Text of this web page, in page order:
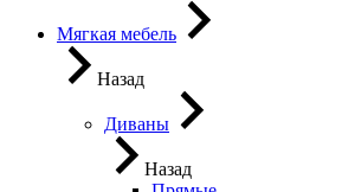
Мягкая мебель
Назад
Диваны
Назад